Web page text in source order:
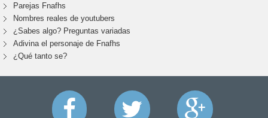
Parejas Fnafhs
Nombres reales de youtubers
¿Sabes algo? Preguntas variadas
Adivina el personaje de Fnafhs
¿Qué tanto se?